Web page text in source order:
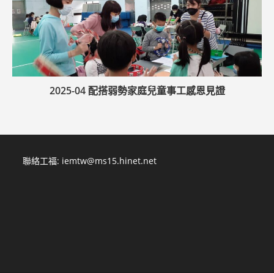
2025-04 配搭弱勢家庭兒童事工感恩見證
聯絡工福: iemtw@ms15.hinet.net